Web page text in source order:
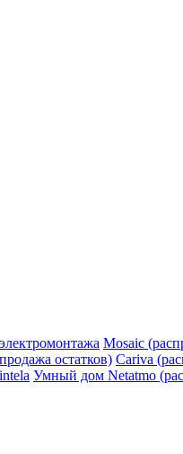
Mosaic
остатков) Cariva
Умный дом Netatmo